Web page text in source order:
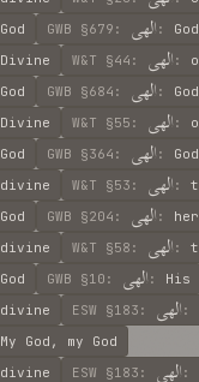
God GWB §679 : الهی : God
Divine W&T §44 : الهی :
God GWB §684 : الهی : God
Divine W&T §55 : الهی :
God GWB §364 : الهی :
divine W&T §53 : الهی :
God GWB §204 : الهی :
divine W&T §58 : الهی :
God GWB §10 : الهی : His
divine ESW §183 : الهی :
My God, my God
divine ESW §183 : الهی :